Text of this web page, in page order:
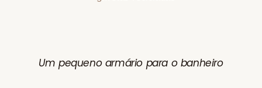
Um pequeno armário para o banheiro